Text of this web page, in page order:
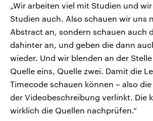
„Wir arbeiten viel mit Studien und
Studien auch. Also schauen wir uns
Abstract an, sondern schauen auch
dahinter an, und geben die dann
wieder. Und wir blenden an der
Quelle eins, Quelle zwei. Damit die
Timecode schauen können – also
der Videobeschreibung verlinkt. Die
wirklich die Quellen nachprüfen.“